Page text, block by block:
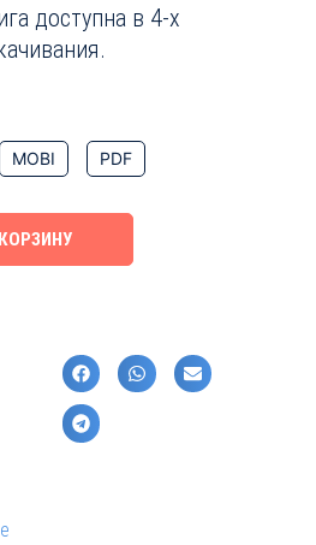
доступна в 4-х
MOBI PDF